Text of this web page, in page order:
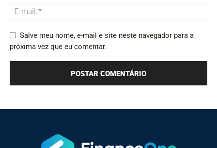
Salve meu nome, e-mail e site neste navegador para a
próxima vez que eu comentar.